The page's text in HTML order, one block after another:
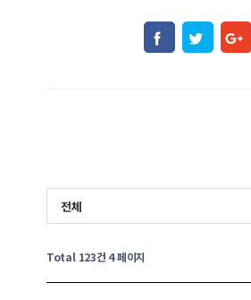
전체
Total 123건 4 페이지